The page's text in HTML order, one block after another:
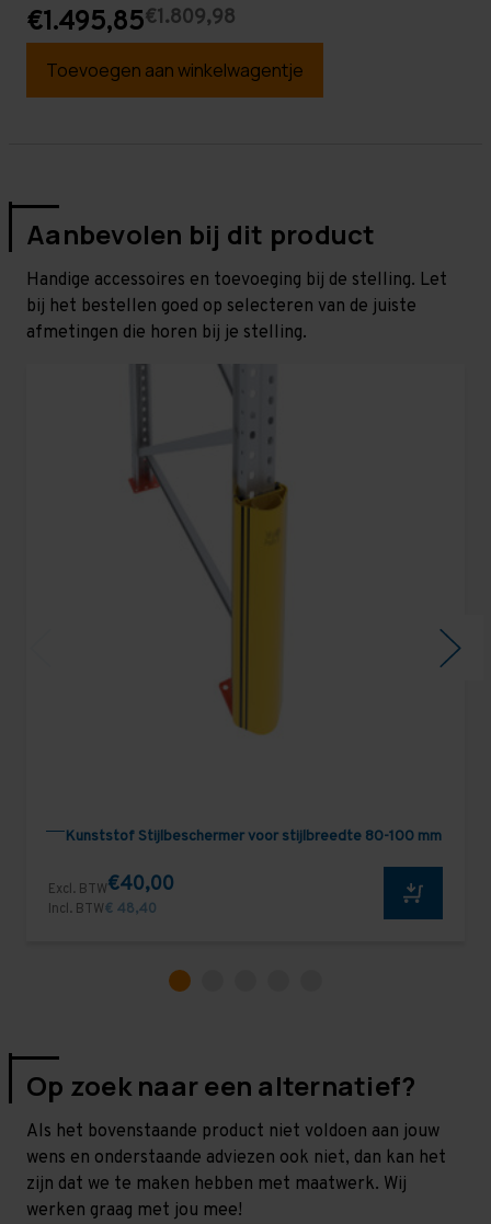
€1.495,85€1.809,98
Toevoegen aan winkelwagentje
Aanbevolen bij dit product
Handige accessoires en toevoeging bij de stelling. Let
bij het bestellen goed op selecteren van de juiste
afmetingen die horen bij je stelling.
Kunststof Stijlbeschermer voor stijlbreedte 80-100 mm
Excl. BTW€40,00
Incl. BTW€ 48,40
Op zoek naar een alternatief?
Als het bovenstaande product niet voldoen aan jouw
wens en onderstaande adviezen ook niet, dan kan het
zijn dat we te maken hebben met maatwerk. Wij
werken graag met jou mee!